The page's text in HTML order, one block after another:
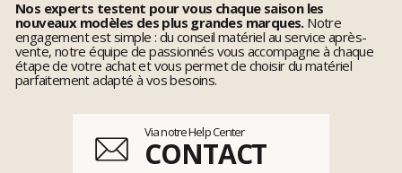
Nos experts testent pour vous chaque saison les
nouveaux modèles des plus grandes marques.Notre
engagement est simple : du conseil matériel au service après-
vente, notre équipe de passionnés vous accompagne à chaque
étape de votre achat et vous permet de choisir du matériel
parfaitement adapté à vos besoins.
Via notre Help Center
CONTACT